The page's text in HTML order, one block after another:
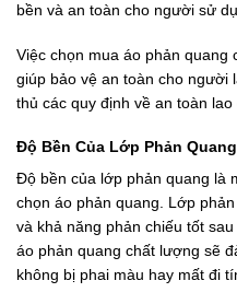
bền và an toàn cho người sử
Việc chọn mua áo phản quang
giúp bảo vệ an toàn cho người
thủ các quy định về an toàn lao
Độ Bền Của Lớp Phản Quang
Độ bền của lớp phản quang là
chọn áo phản quang. Lớp
và khả năng phản chiếu tốt
áo phản quang chất lượng sẽ
không bị phai màu hay mất đi